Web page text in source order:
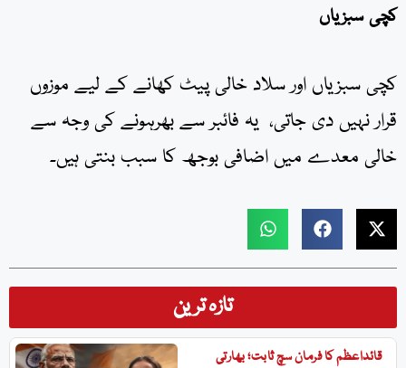
تازہ ترین
قائداعظم کا فرمان سچ ثابت؛ بھارتی
کچی سبزیاں
کچی سبزیاں اور سلاد خالی پیٹ کھانے کے لیے موزوں
قرار نہیں دی جاتی، یہ فائبر سے بھرہونے کی وجہ سے
خالی معدے میں اضافی بوجھ کا سبب بنتی ہیں۔